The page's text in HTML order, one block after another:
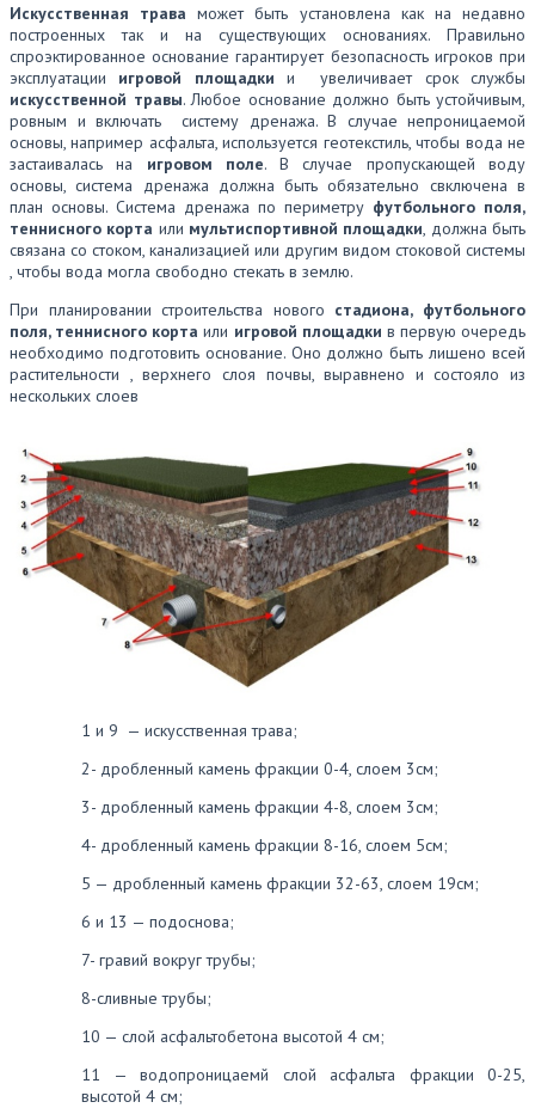
Искусственная трава может быть установлена как на недавно
построенных так и на существующих основаниях. Правильно
спроэктированное основание гарантирует безопасность игроков при
эксплуатации игровой площадки и увеличивает срок службы
искусственной травы. Любое основание должно быть устойчивым,
ровным и включать систему дренажа. В случае непроницаемой
основы, например асфальта, используется геотекстиль, чтобы вода не
застаивалась на игровом поле. В случае пропускающей воду
основы, система дренажа должна быть обязательно свключена в
план основы. Система дренажа по периметру футбольного поля,
теннисного корта или мультиспортивной площадки , должна быть
связана со стоком, канализацией или другим видом стоковой системы
, чтобы вода могла свободно стекать в землю.
При планировании строительства нового стадиона, футбольного
поля, теннисного кортаили игровой площадки в первую очередь
необходимо подготовить основание. Оно должно быть лишено всей
растительности , верхнего слоя почвы, выравнено и состояло из
нескольких слоев
1 и 9 — искусственная трава;
2- дробленный камень фракции 0-4, слоем 3см;
3- дробленный камень фракции 4-8, слоем 3см;
4- дробленный камень фракции 8-16, слоем 5см;
5 — дробленный камень фракции 32-63, слоем 19см;
6 и 13 — подоснова;
7- гравий вокруг трубы;
8-сливные трубы;
10 — слой асфальтобетона высотой 4 см;
11 — водопроницаемй слой асфальта фракции 0-25,
высотой 4 см;